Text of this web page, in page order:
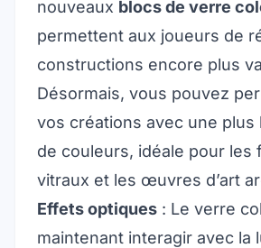
nouveaux blocs de verre
permettent aux joueurs de
constructions encore plus
Désormais, vous pouvez
vos créations avec une plus
de couleurs, idéale pour les
vitraux et les œuvres d’art
Effets optiques : Le verre
maintenant interagir avec la